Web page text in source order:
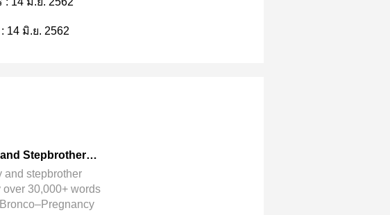
14 มิ.ย. 2562
Stepbrother
Book
and stepbrother
30,000+ words